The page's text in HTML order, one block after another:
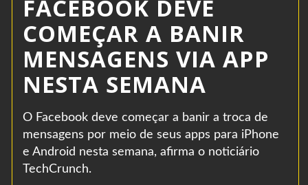
FACEBOOK DEVE
COMEÇAR A BANIR
MENSAGENS VIA APP
NESTA SEMANA
O Facebook deve começar a banir a troca de
mensagens por meio de seus apps para iPhone
e Android nesta semana, afirma o noticiário
TechCrunch.